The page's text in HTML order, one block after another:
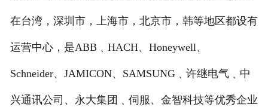
在台湾，深圳市，上海市，北京市，韩等地区都设有
运营中心，是ABB﹑HACH、Honeywell、
Schneider、JAMICON、SAMSUNG﹑许继电气﹑中
兴通讯公司、永大集团﹑伺服、金智科技等优秀企业